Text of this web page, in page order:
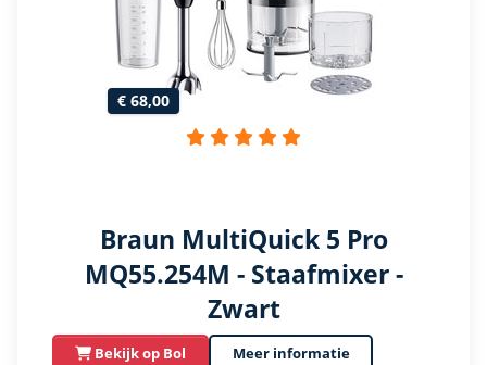
€ 68,00
Braun MultiQuick 5 Pro
MQ55.254M - Staafmixer -
Zwart
Bekijk op Bol Meer informatie